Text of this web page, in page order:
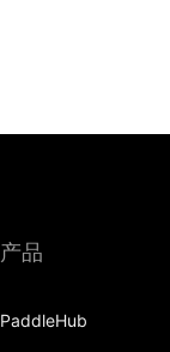
产品
PaddleHub